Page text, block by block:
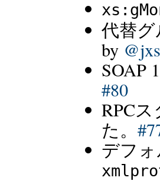
代替
by
SOAP
#80
RPC
た。
デフ